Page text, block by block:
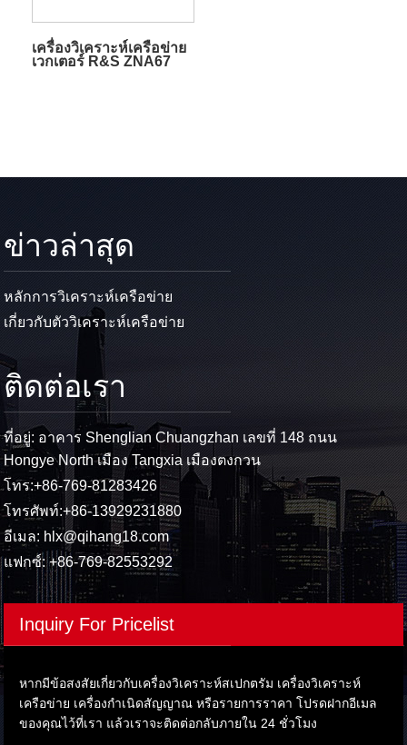
เครื่องวิเคราะห์เครือข่าย
เวกเตอร์ R&S ZNA67
ข่าวล่าสุด
หลักการวิเคราะห์เครือข่าย
เกี่ยวกับตัววิเคราะห์เครือข่าย
ติดต่อเรา
ที่อยู่: อาคาร Shenglian Chuangzhan เลขที่ 148 ถนน
Hongye North เมือง Tangxia เมืองตงกวน
โทร:+86-769-81283426
โทรศัพท์:+86-13929231880
อีเมล: hlx@qihang18.com
แฟกซ์: +86-769-82553292
Inquiry For Pricelist
หากมีข้อสงสัยเกี่ยวกับเครื่องวิเคราะห์สเปกตรัม เครื่องวิเคราะห์
เครือข่าย เครื่องกำเนิดสัญญาณ หรือรายการราคา โปรดฝากอีเมล
ของคุณไว้ที่เรา แล้วเราจะติดต่อกลับภายใน 24 ชั่วโมง